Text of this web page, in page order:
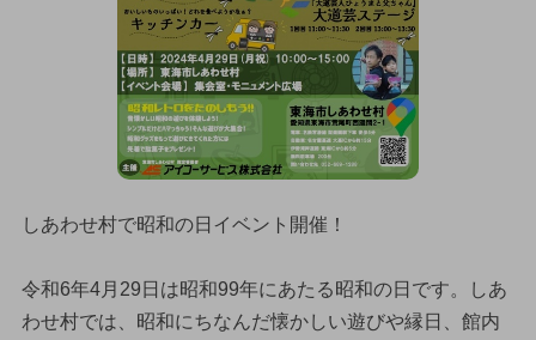
しあわせ村で昭和の日イベント開催！
令和6年4月29日は昭和99年にあたる昭和の日です。しあ
わせ村では、昭和にちなんだ懐かしい遊びや縁日、館内